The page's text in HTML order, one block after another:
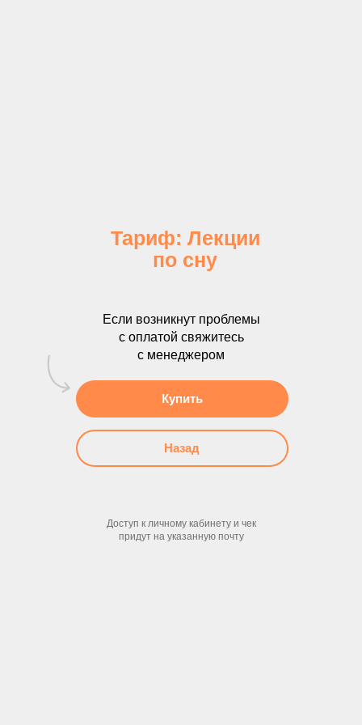
Тариф: Лекции
по сну
Если возникнут проблемы
с оплатой свяжитесь
с менеджером
Доступ к личному кабинету и чек
придут на указанную почту
Купить
Назад